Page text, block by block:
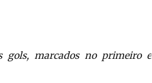
gols, marcados no primeiro e